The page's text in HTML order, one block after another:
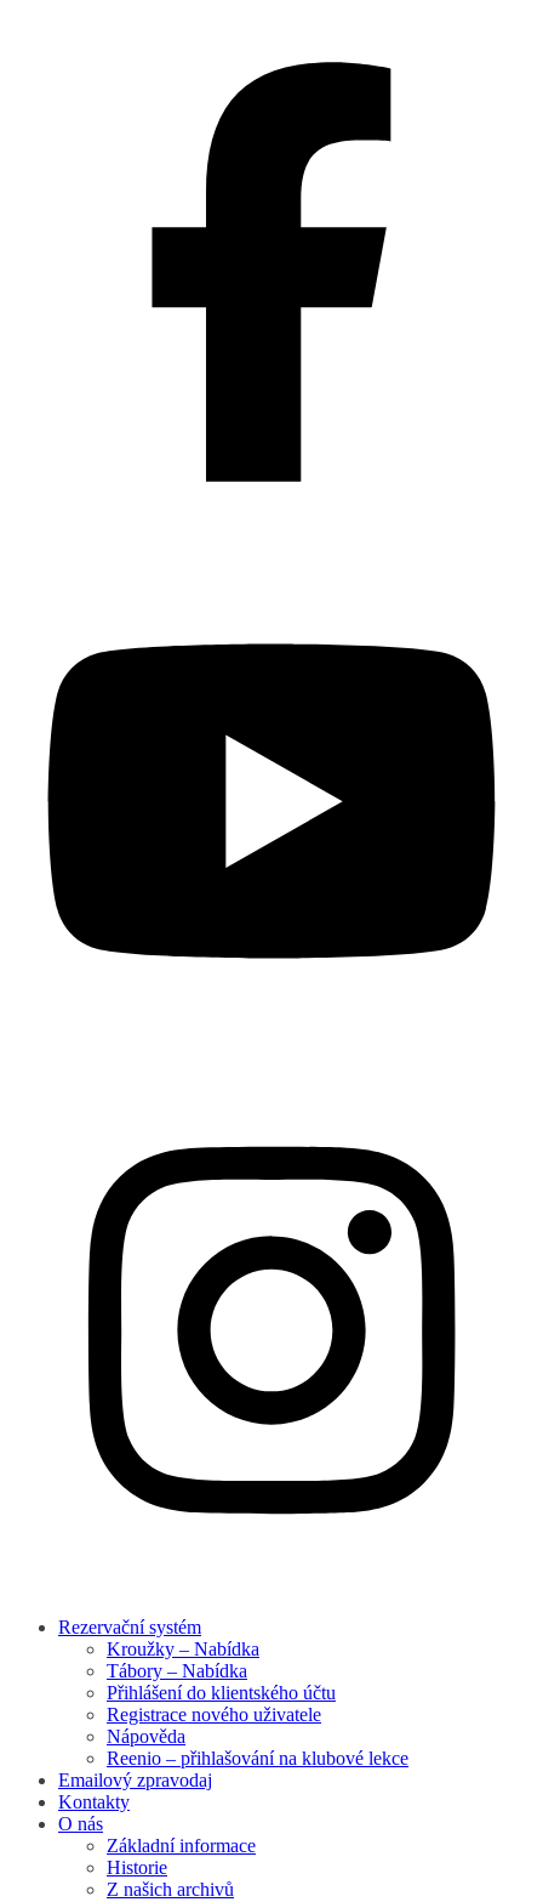
Rezervační systém
Kroužky – Nabídka
Tábory – Nabídka
Přihlášení do klientského účtu
Registrace nového uživatele
Nápověda
Reenio – přihlašování na klubové lekce
Emailový zpravodaj
Kontakty
O nás
Základní informace
Historie
Z našich archivů